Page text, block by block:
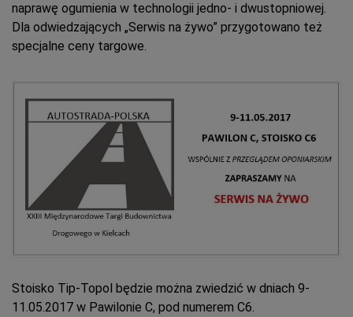
naprawę ogumienia w technologii jedno- i dwustopniowej.
Dla odwiedzających „Serwis na żywo” przygotowano też
specjalne ceny targowe.
Stoisko Tip-Topol będzie można zwiedzić w dniach 9-
11.05.2017 w Pawilonie C, pod numerem C6.